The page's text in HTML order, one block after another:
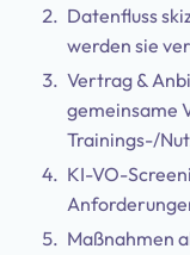
Datenfluss
werden sie
Vertrag &
gemeinsame
Trainings-/
KI-VO-
Maßnahmen